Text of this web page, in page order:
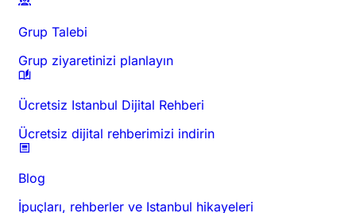
Grup Talebi
Grup ziyaretinizi planlayın
Ücretsiz Istanbul Dijital Rehberi
Ücretsiz dijital rehberimizi indirin
Blog
İpuçları, rehberler ve Istanbul hikayeleri